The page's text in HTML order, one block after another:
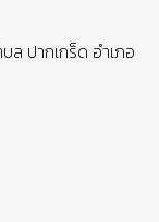
ปากเกร็ด อำเภอ